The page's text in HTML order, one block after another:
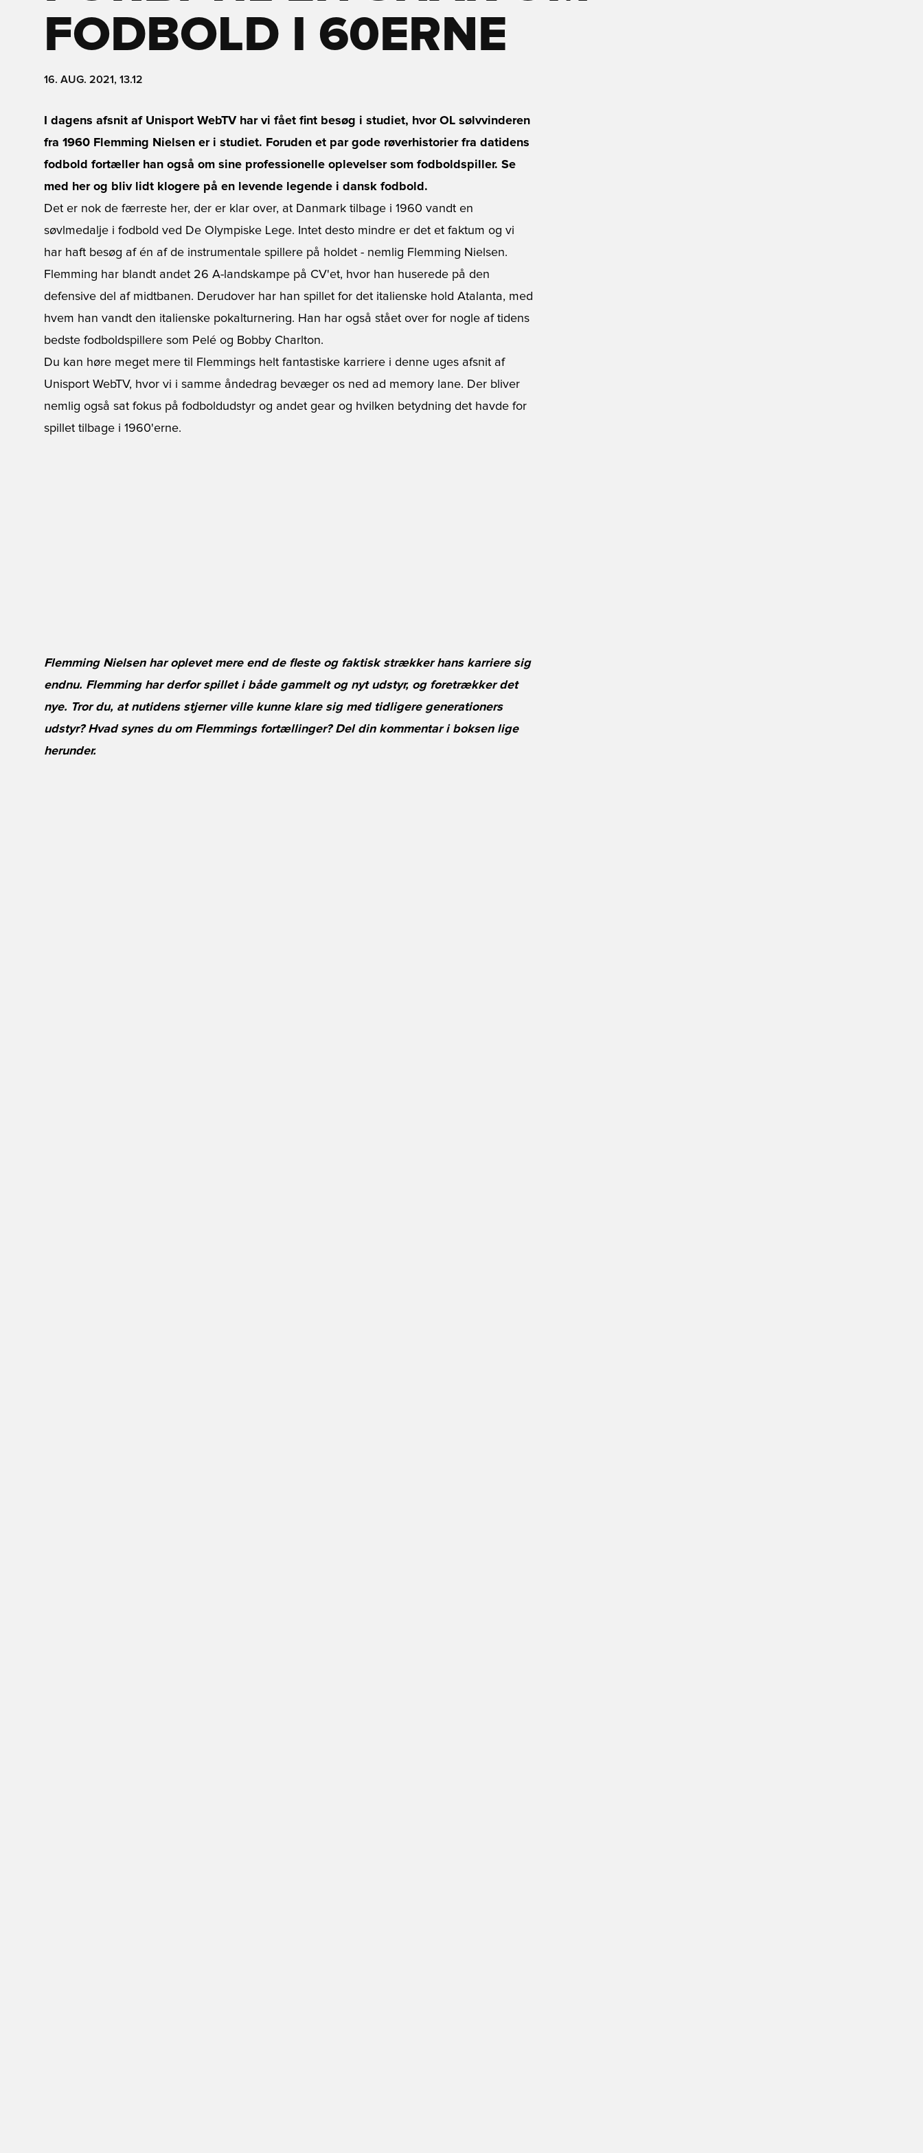
FODBOLD I 60ERNE
16. AUG. 2021, 13.12
I dagens afsnit af Unisport WebTV har vi fået fint besøg i studiet, hvor OL sølvvinderen
fra 1960 Flemming Nielsen er i studiet. Foruden et par gode røverhistorier fra datidens
fodbold fortæller han også om sine professionelle oplevelser som fodboldspiller. Se
med her og bliv lidt klogere på en levende legende i dansk fodbold.
Det er nok de færreste her, der er klar over, at Danmark tilbage i 1960 vandt en
søvlmedalje i fodbold ved De Olympiske Lege. Intet desto mindre er det et faktum og vi
har haft besøg af én af de instrumentale spillere på holdet - nemlig Flemming Nielsen.
Flemming har blandt andet 26 A-landskampe på CV'et, hvor han huserede på den
defensive del af midtbanen. Derudover har han spillet for det italienske hold Atalanta, med
hvem han vandt den italienske pokalturnering. Han har også stået over for nogle af tidens
bedste fodboldspillere som Pelé og Bobby Charlton.
Du kan høre meget mere til Flemmings helt fantastiske karriere i denne uges afsnit af
Unisport WebTV, hvor vi i samme åndedrag bevæger os ned ad memory lane. Der bliver
nemlig også sat fokus på fodboldudstyr og andet gear og hvilken betydning det havde for
spillet tilbage i 1960'erne.
Flemming Nielsen har oplevet mere end de fleste og faktisk strækker hans karriere sig
endnu. Flemming har derfor spillet i både gammelt og nyt udstyr, og foretrækker det
nye. Tror du, at nutidens stjerner ville kunne klare sig med tidligere generationers
udstyr? Hvad synes du om Flemmings fortællinger? Del din kommentar i boksen lige
herunder.